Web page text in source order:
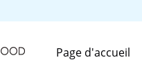
Page d'accueil